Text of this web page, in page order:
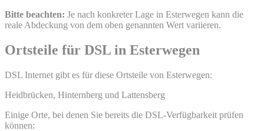
Bitte beachten: Je nach konkreter Lage in Esterwegen kann die
reale Abdeckung von dem oben genannten Wert variieren.
Ortsteile für DSL in Esterwegen
DSL Internet gibt es für diese Ortsteile von Esterwegen:
Heidbrücken, Hinternberg und Lattensberg
Einige Orte, bei denen Sie bereits die DSL-Verfügbarkeit prüfen
können: